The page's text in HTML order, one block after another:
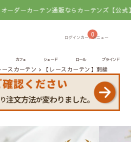
テン通販ならカーテンズ【公式】 おし
0
カフェ シェード ロール ブラインド
ースカーテン 【レースカーテン】刺繍ホシ